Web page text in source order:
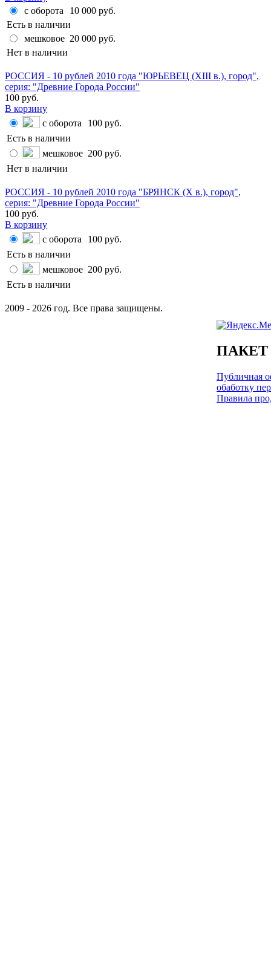
с оборота
10 000 руб.
Есть в наличии
мешковое 20 000 руб.
Нет в наличии
РОССИЯ - 10 рублей 2010 года "ЮРЬЕВЕЦ (XIII в.), город",
серия: "Древние Города России"
100 руб.
В корзину
с оборота
100 руб.
Есть в наличии
мешковое 200 руб.
Нет в наличии
РОССИЯ - 10 рублей 2010 года "БРЯНСК (X в.), город",
серия: "Древние Города России"
100 руб.
В корзину
с оборота
100 руб.
Есть в наличии
мешковое 200 руб.
Есть в наличии
2009 - 2026 год. Все права защищены.
Публичная
обаботку
Правила